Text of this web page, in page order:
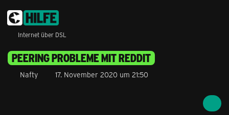
Internet über DSL
PEERING PROBLEME MIT REDDIT
Nafty 17. November 2020 um 21:50